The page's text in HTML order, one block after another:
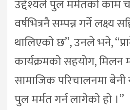
उद्देश्यले पुल मर्मतको काम
वर्षभित्रनै सम्पन्न गर्ने लक्ष्य
थालिएको छ”, उनले भने,
कार्यक्रमको सहयोग, मिलन
सामाजिक परिचालनमा
पुल मर्मत गर्न लागेको हो ।”